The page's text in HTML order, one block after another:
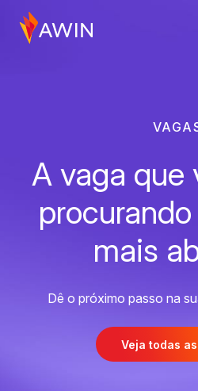
A vaga que
mais
Dê o próximo passo na
Veja todas